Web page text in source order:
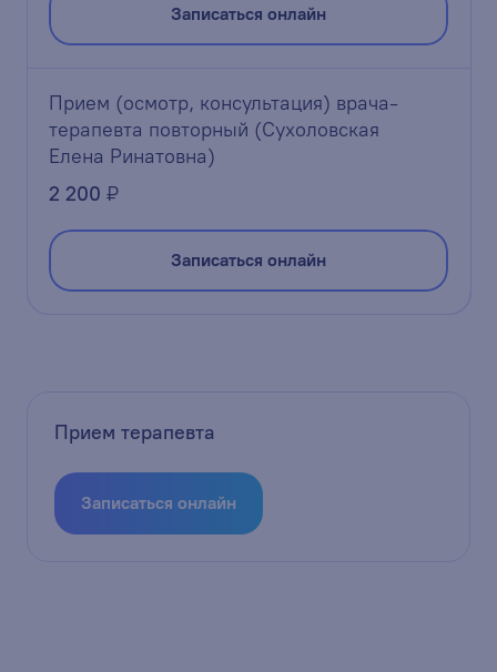
Записаться онлайн
Прием (осмотр, консультация) врача-
терапевта повторный (Сухоловская
Елена Ринатовна)
2 200 ₽
Записаться онлайн
Прием терапевта
Записаться онлайн